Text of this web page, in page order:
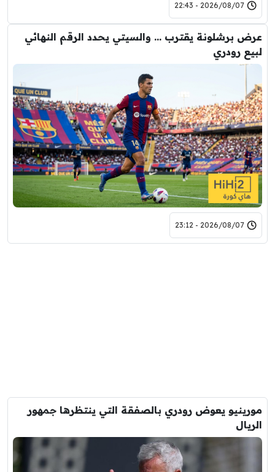
2026/08/07 - 22:43
عرض برشلونة يقترب … والسيتي يحدد الرقم النهائي
لبيع رودري
2026/08/07 - 23:12
مورينيو يعوض رودري بالصفقة التي ينتظرها جمهور
الريال